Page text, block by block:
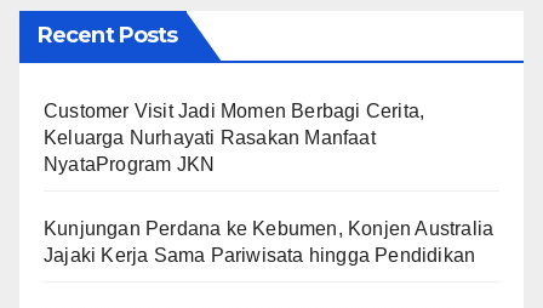
Recent Posts
Customer Visit Jadi Momen Berbagi Cerita,
Keluarga Nurhayati Rasakan Manfaat
NyataProgram JKN
Kunjungan Perdana ke Kebumen, Konjen Australia
Jajaki Kerja Sama Pariwisata hingga Pendidikan